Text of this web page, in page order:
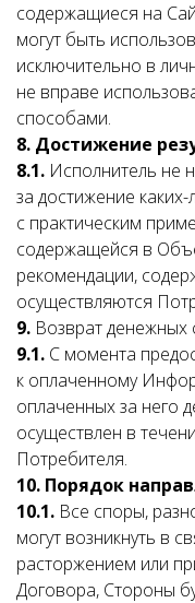
содержащиеся на
могут быть
исключительно в
не вправе
способами.
8. Достижение
8.1. Исполнитель не
за достижение
с практическим
содержащейся в
рекомендации,
осуществляются
9. Возврат денежных
9.1. С момента
к оплаченному
оплаченных за него
осуществлен в
Потребителя.
10. Порядок
10.1. Все споры,
могут возникнуть в
расторжением или
Договора, Стороны